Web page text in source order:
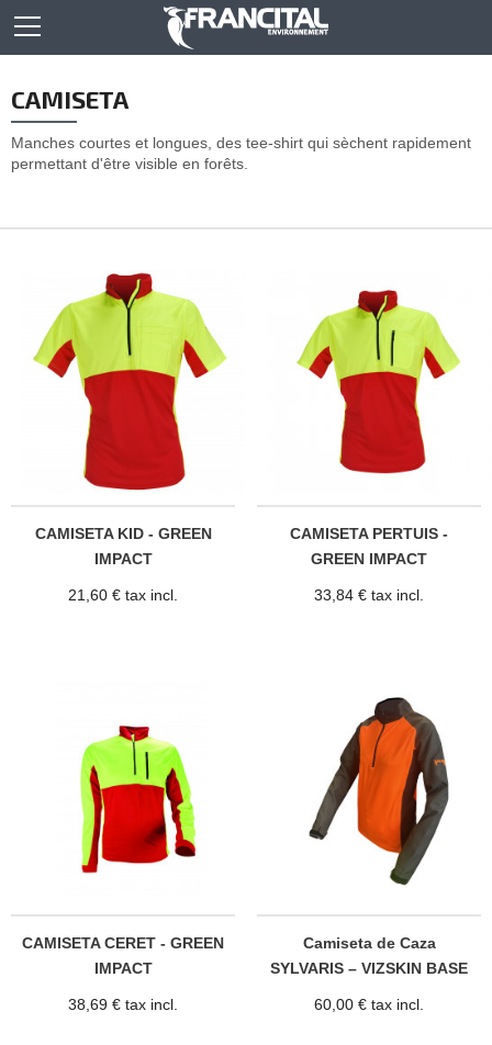
CAMISETA
Manches courtes et longues, des tee-shirt qui sèchent rapidement
permettant d'être visible en forêts.
CAMISETA KID - GREEN
IMPACT
21,60 € tax incl.
CAMISETA PERTUIS -
GREEN IMPACT
33,84 € tax incl.
CAMISETA CERET - GREEN
IMPACT
38,69 € tax incl.
Camiseta de Caza
SYLVARIS – VIZSKIN BASE
60,00 € tax incl.